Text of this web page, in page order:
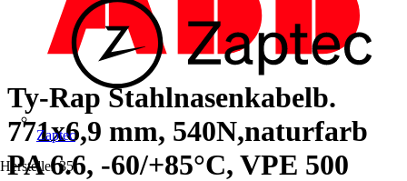
Zaptec
Hersteller 35
Ty-Rap Stahlnasenkabelb.
771x6,9 mm, 540N,naturfarb
PA 6.6, -60/+85°C, VPE 500